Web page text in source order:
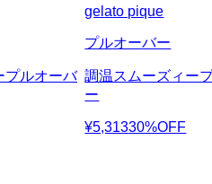
プルオーバ
gelato pique
プルオーバー
調温スムーズィー
ー
¥5,31330%OFF